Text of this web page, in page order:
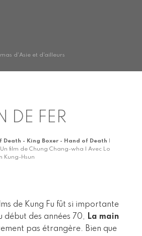
d'Asie et d'ailleurs
DE FER
Death - King Boxer - Hand of Death
film de Chung Chang-wha | Avec Lo
Kung-Hsun
de Kung Fu fût si importante
début des années 70,
La main
pas étrangère. Bien que